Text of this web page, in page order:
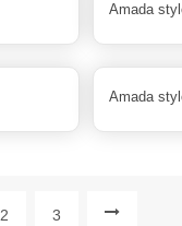
Amada
Amada
2 3